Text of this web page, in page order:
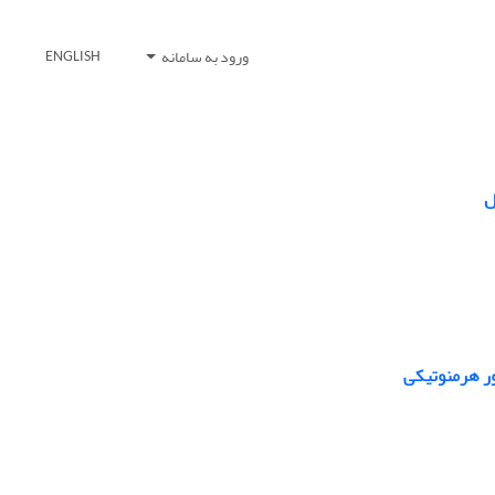
ورود به سامانه ENGLISH
هرمنوتیکی